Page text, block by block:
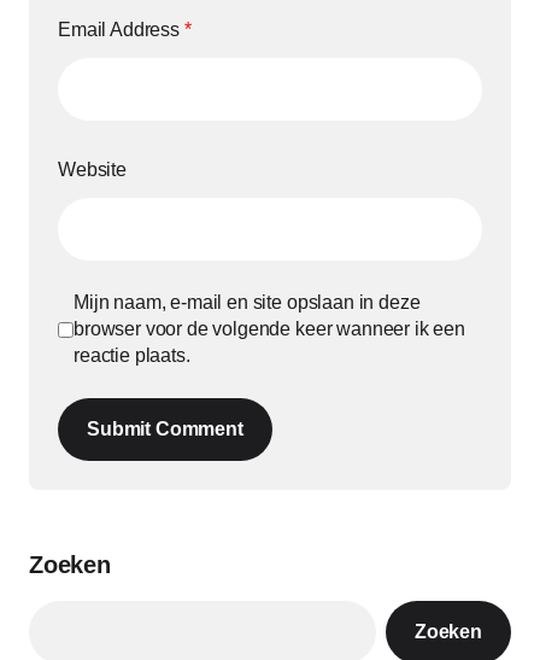
Email Address *
Website
Mijn naam, e-mail en site opslaan in deze
browser voor de volgende keer wanneer ik een
reactie plaats.
Submit Comment
Zoeken
Zoeken